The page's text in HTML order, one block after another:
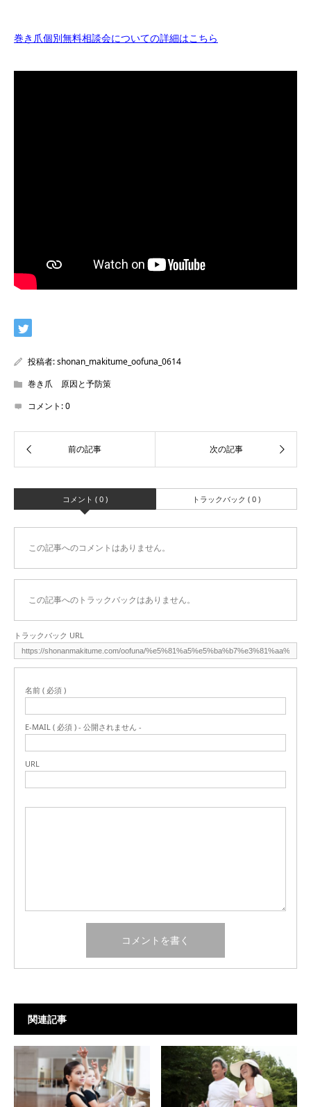
巻き爪個別無料相談会についての詳細はこちら
投稿者:shonan_makitume_oofuna_0614
巻き爪 原因と予防策
コメント:0
コメント ( 0 ) トラックバック ( 0 )
この記事へのコメントはありません。
この記事へのトラックバックはありません。
トラックバック URL
名前 ( 必須 )
E-MAIL ( 必須 ) - 公開されません -
URL
関連記事